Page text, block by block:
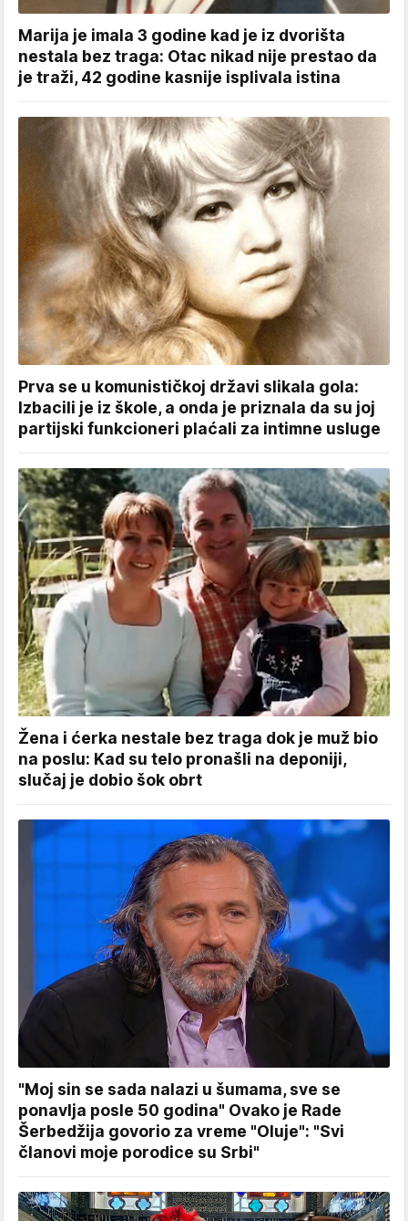
Marija je imala 3 godine kad je iz dvorišta
nestala bez traga: Otac nikad nije prestao da
je traži, 42 godine kasnije isplivala istina
Prva se u komunističkoj državi slikala gola:
Izbacili je iz škole, a onda je priznala da su joj
partijski funkcioneri plaćali za intimne usluge
Žena i ćerka nestale bez traga dok je muž bio
na poslu: Kad su telo pronašli na deponiji,
slučaj je dobio šok obrt
"Moj sin se sada nalazi u šumama, sve se
ponavlja posle 50 godina" Ovako je Rade
Šerbedžija govorio za vreme "Oluje": "Svi
članovi moje porodice su Srbi"